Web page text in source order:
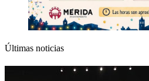
Últimas noticias